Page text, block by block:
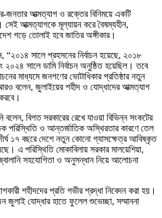
জনতার আত্মত্যাগ ও রক্তের বিনিময়ে একটি
সেই আত্মত্যাগকে মূল্যায়ন করে বৈষম্যহীন,
গড়ে তোলাই হবে জাতির অঙ্গীকার।
“২০১৪ সালে প্রহসনের নির্বাচন হয়েছে, ২০১৮
২০২৪ সালে ডামি নির্বাচন অনুষ্ঠিত হয়েছিল। তবে
মাধ্যমে জনগণের ভোটাধিকার প্রতিষ্ঠার নতুন
বলেন, জুলাইয়ের শহীদ ও যোদ্ধাদের আত্মত্যাগ
বলেন, বিগত সরকারের রেখে যাওয়া বিভিন্ন সংকটের
পরিস্থিতি ও আন্তর্জাতিক অস্থিরতার কারণে তেল
১৭ বছরে দেশে নতুন কোনো গ্যাসক্ষেত্র আবিষ্কৃত
এ পরিস্থিতি মোকাবিলায় সরকার মালয়েশিয়া,
জ্বালানি সহযোগিতা ও অনুসন্ধান নিয়ে আলোচনা
শহীদদের প্রতি গভীর শ্রদ্ধা নিবেদন করা হয়।
যোদ্ধার হাতে ফুলেল শুভেচ্ছা, সম্মাননা